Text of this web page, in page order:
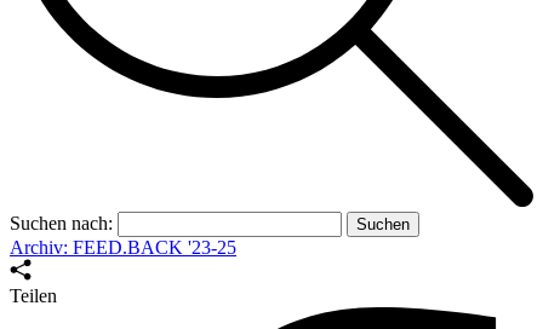
Suchen nach:
Archiv: FEED.BACK '23-25
Teilen